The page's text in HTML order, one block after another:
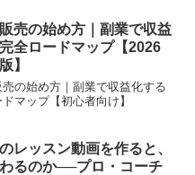
という選択肢は、ここ数年で大
っています...
売の始め方｜副業で収益
全ロードマップ【2026
】
売の始め方｜副業で収益化する
マップ【初心者向け】
レッスン動画を作ると、
るのか──プロ・コーチ